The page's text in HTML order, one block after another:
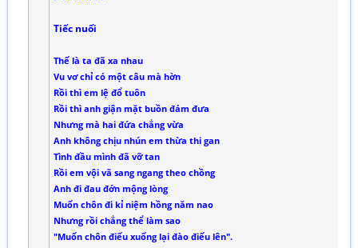
Tiếc nuối
Thế là ta đã xa nhau
Vu vơ chỉ có một câu mà hờn
Rồi thì em lệ đổ tuôn
Rồi thì anh giận mặt buồn đám đưa
Nhưng mà hai đứa chẳng vừa
Anh không chịu nhún em thừa thi gan
Tình đầu mình đã vỡ tan
Rồi em vội vã sang ngang theo chồng
Anh đi đau đớn mộng lòng
Muốn chôn đi kỉ niệm hồng năm nao
Nhưng rồi chẳng thể làm sao
"Muốn chôn điếu xuống lại đào điếu lên".